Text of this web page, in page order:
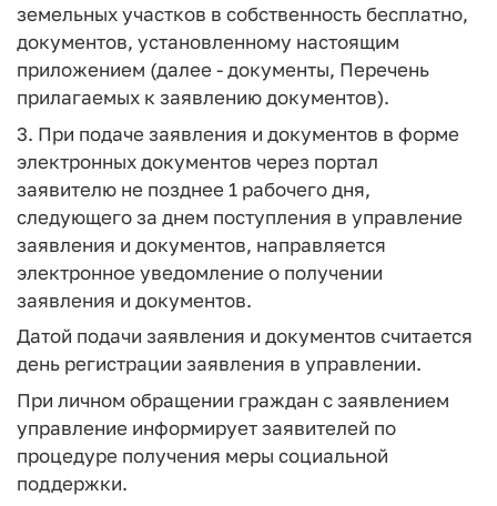
земельных участков в собственность бесплатно,
документов, установленному настоящим
приложением (далее - документы, Перечень
прилагаемых к заявлению документов).
3. При подаче заявления и документов в форме
электронных документов через портал
заявителю не позднее 1 рабочего дня,
следующего за днем поступления в управление
заявления и документов, направляется
электронное уведомление о получении
заявления и документов.
Датой подачи заявления и документов считается
день регистрации заявления в управлении.
При личном обращении граждан с заявлением
управление информирует заявителей по
процедуре получения меры социальной
поддержки.